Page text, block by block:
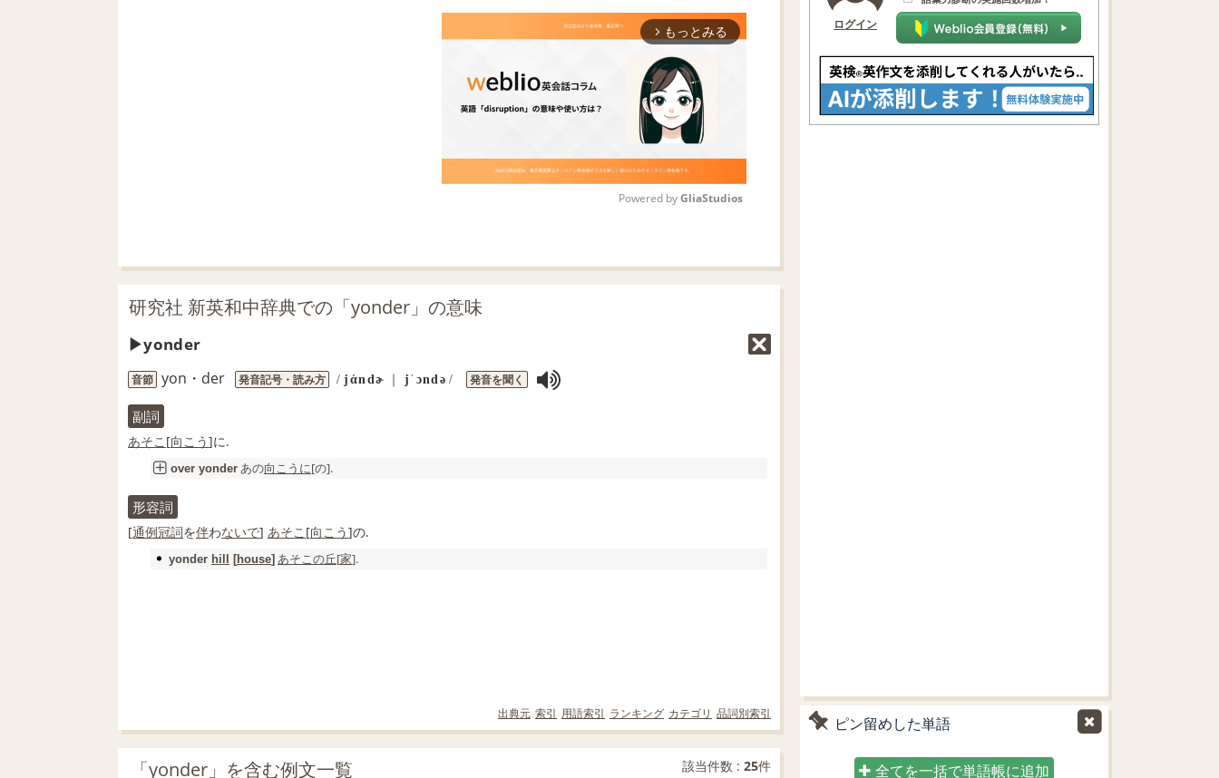
arrow_forward_ios もっとみる
Powered by GliaStudios
研究社 新英和中辞典での「yonder」の意味
yonder
音節 yon・der 発音記号・読み方 / jάndɚ jˈɔndə / 発音を聞く
副詞
あそこ [向こう]に.
over yonder あの向こうに[の].
形容詞
[通例冠詞を伴わないで] あそこ [向こう]の.
yonder hill [house] あそこの丘[家].
出典元 索引 用語索引 ランキング カテゴリ 品詞別索引
「yonder」を含む例文一覧 該当件数 : 25件
ログイン
ピン留めした単語
全てを一括で単語帳に追加